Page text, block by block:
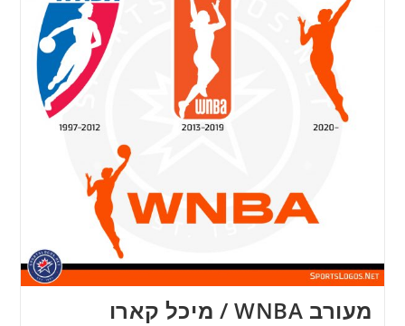
מעורב WNBA / מיכל קארו